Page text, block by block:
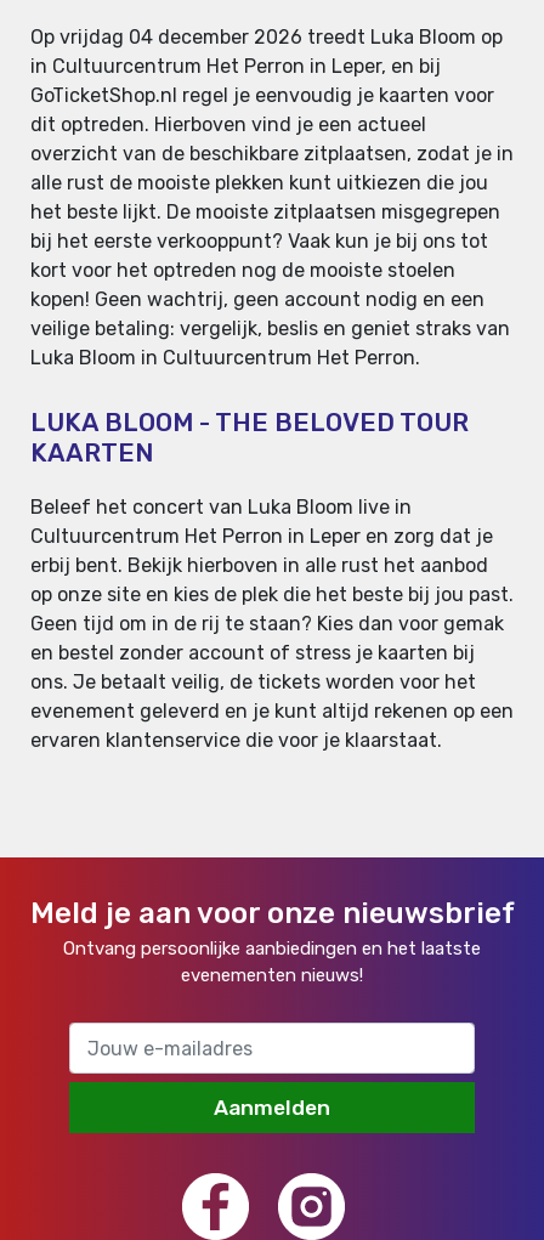
Op vrijdag 04 december 2026 treedt Luka Bloom op
in Cultuurcentrum Het Perron in Leper, en bij
GoTicketShop.nl regel je eenvoudig je kaarten voor
dit optreden. Hierboven vind je een actueel
overzicht van de beschikbare zitplaatsen, zodat je in
alle rust de mooiste plekken kunt uitkiezen die jou
het beste lijkt. De mooiste zitplaatsen misgegrepen
bij het eerste verkooppunt? Vaak kun je bij ons tot
kort voor het optreden nog de mooiste stoelen
kopen! Geen wachtrij, geen account nodig en een
veilige betaling: vergelijk, beslis en geniet straks van
Luka Bloom in Cultuurcentrum Het Perron.
LUKA BLOOM - THE BELOVED TOUR
KAARTEN
Beleef het concert van Luka Bloom live in
Cultuurcentrum Het Perron in Leper en zorg dat je
erbij bent. Bekijk hierboven in alle rust het aanbod
op onze site en kies de plek die het beste bij jou past.
Geen tijd om in de rij te staan? Kies dan voor gemak
en bestel zonder account of stress je kaarten bij
ons. Je betaalt veilig, de tickets worden voor het
evenement geleverd en je kunt altijd rekenen op een
ervaren klantenservice die voor je klaarstaat.
Meld je aan voor onze nieuwsbrief
Ontvang persoonlijke aanbiedingen en het laatste
evenementen nieuws!
Aanmelden